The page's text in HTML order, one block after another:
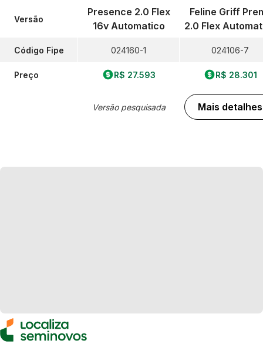
Versão
Código Fipe
Preço
Presence 2.0 Flex
16v Automatico
024160-1
R$ 27.593
Versão pesquisada
Feline Griff
2.0 Flex
024106-7
R$ 28.301
Mais detalhes